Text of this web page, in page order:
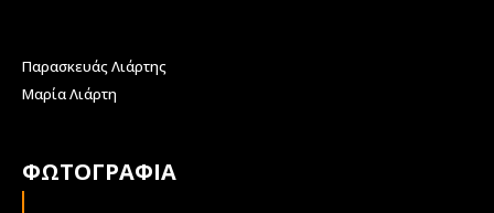
Παρασκευάς Λιάρτης
Μαρία Λιάρτη
ΦΩΤΟΓΡΑΦΙΑ